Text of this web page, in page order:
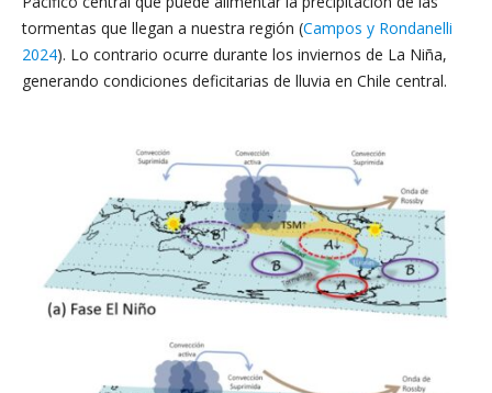
tormentas que llegan a nuestra región (Campos y Rondanelli
2024). Lo contrario ocurre durante los inviernos de La Niña,
generando condiciones deficitarias de lluvia en Chile central.